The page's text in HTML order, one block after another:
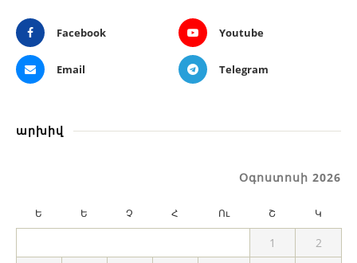
Facebook Youtube
Email Telegram
արխիվ
Օգոստոսի 2026
Ե Ե Չ Հ Ու Շ Կ
1
2